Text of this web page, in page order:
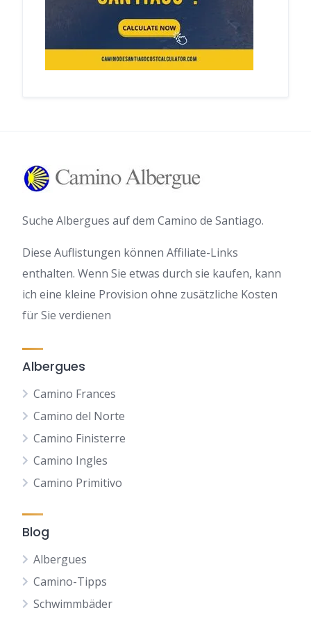
Suche Albergues auf dem Camino de Santiago.
Diese Auflistungen können Affiliate-Links
enthalten. Wenn Sie etwas durch sie kaufen, kann
ich eine kleine Provision ohne zusätzliche Kosten
für Sie verdienen
Albergues
Camino Frances
Camino del Norte
Camino Finisterre
Camino Ingles
Camino Primitivo
Blog
Albergues
Camino-Tipps
Schwimmbäder